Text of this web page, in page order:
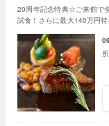
20周年記念特典☆ご来館で
試食！さらに最大140万円